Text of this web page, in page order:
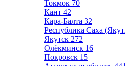
Токмок 70
Кант 42
Кара-Балта 32
Республика Саха
Якутск 272
Олёкминск 16
Покровск 15